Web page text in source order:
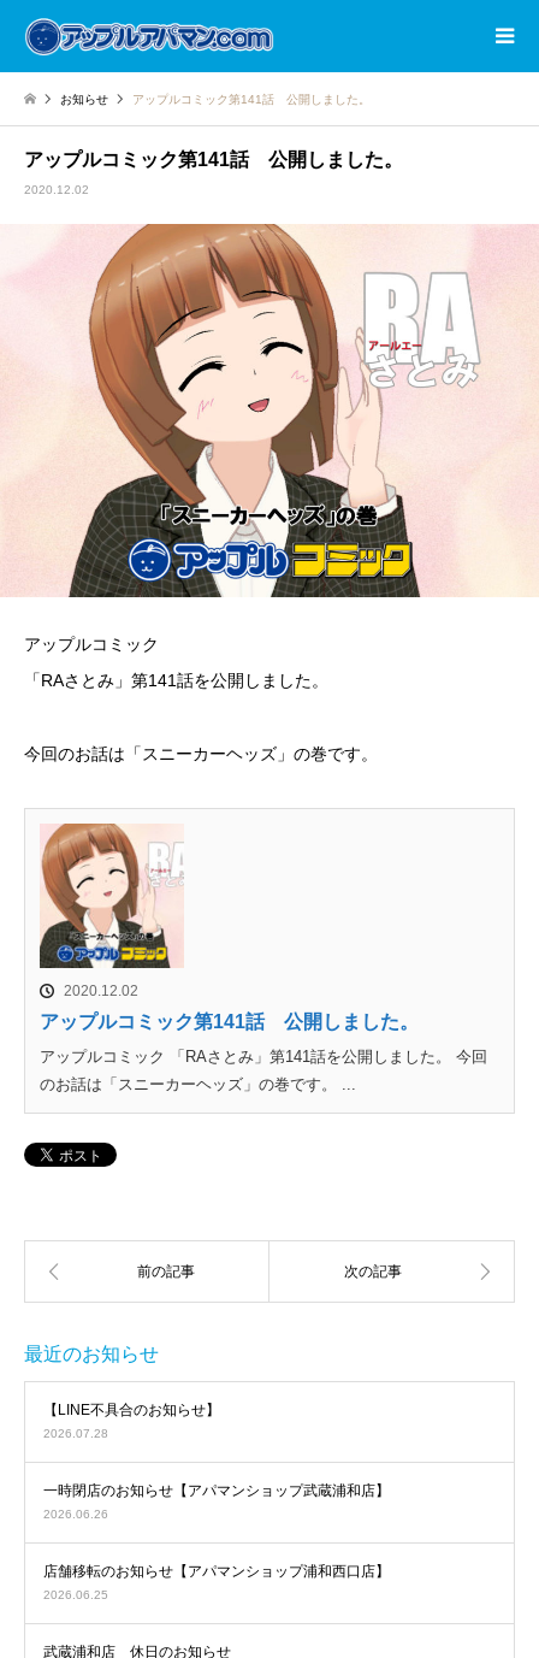
お知らせ アップルコミック第141話 公開しました。
アップルコミック第141話 公開しました。
2020.12.02
アップルコミック
「RAさとみ」第141話を公開しました。
今回のお話は「スニーカーヘッズ」の巻です。
2020.12.02
アップルコミック第141話 公開しました。
アップルコミック 「RAさとみ」第141話を公開しました。 今回
のお話は「スニーカーヘッズ」の巻です。 ...
最近のお知らせ
【LINE不具合のお知らせ】
2026.07.28
一時閉店のお知らせ【アパマンショップ武蔵浦和店】
2026.06.26
店舗移転のお知らせ【アパマンショップ浦和西口店】
2026.06.25
武蔵浦和店 休日のお知らせ